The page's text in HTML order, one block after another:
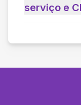
serviço e